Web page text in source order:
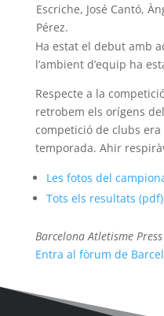
Escriche, José Cantó,
Pérez.
Ha estat el debut amb
l’ambient d’equip ha
Respecte a la
retrobem els orígens
competició de clubs
temporada. Ahir
Les fotos del
Tots els resultats (pdf)
Barcelona Atletisme Press
Entra al fòrum de